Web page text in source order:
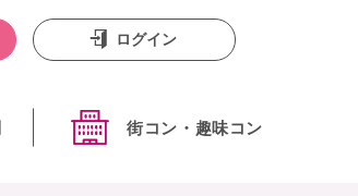
街コン・趣味コン
ログイン